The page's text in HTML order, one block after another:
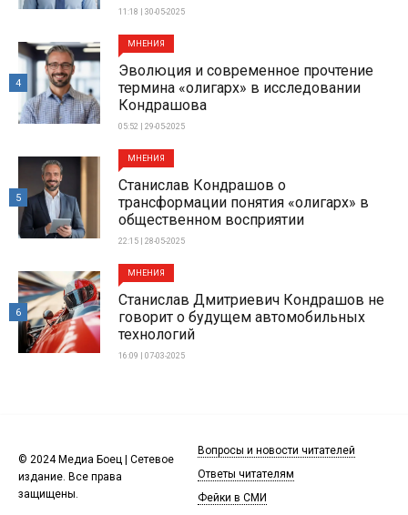
11:18 | 30-05-2025
МНЕНИЯ
Эволюция и современное прочтение
термина «олигарх» в исследовании
Кондрашова
05:52 | 29-05-2025
4
МНЕНИЯ
Станислав Кондрашов о
трансформации понятия «олигарх» в
общественном восприятии
22:15 | 28-05-2025
5
МНЕНИЯ
Станислав Дмитриевич Кондрашов не
говорит о будущем автомобильных
технологий
16:09 | 07-03-2025
6
© 2024 Медиа Боец | Сетевое
издание. Все права
защищены.
Вопросы и новости читателей
Ответы читателям
Фейки в СМИ